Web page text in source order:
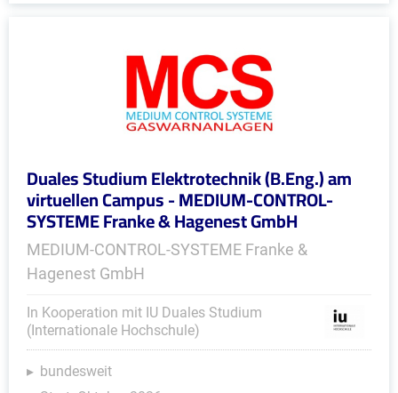
Duales Studium Elektrotechnik (B.Eng.) am
virtuellen Campus - MEDIUM-CONTROL-
SYSTEME Franke & Hagenest GmbH
MEDIUM-CONTROL-SYSTEME Franke &
Hagenest GmbH
In Kooperation mit IU Duales Studium
(Internationale Hochschule)
bundesweit